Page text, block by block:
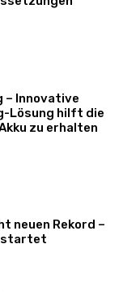
– Innovative
Lösung hilft die
zu erhalten
neuen Rekord –